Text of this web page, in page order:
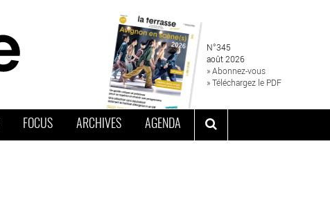
N°345
août 2026
» Abonnez-vous
» Téléchargez le PDF
FOCUS ARCHIVES AGENDA